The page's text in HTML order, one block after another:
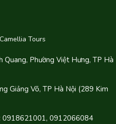
Tours
Quang, Phường Việt Hưng, TP Hà
Giảng Võ, TP Hà Nội (289 Kim
0912066084